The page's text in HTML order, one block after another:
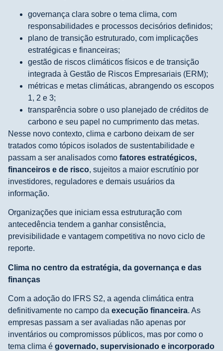
governança clara sobre o tema clima, com
responsabilidades e processos decisórios definidos;
plano de transição estruturado, com implicações
estratégicas e financeiras;
gestão de riscos climáticos físicos e de transição
integrada à Gestão de Riscos Empresariais (ERM);
métricas e metas climáticas, abrangendo os escopos
1, 2 e 3;
transparência sobre o uso planejado de créditos de
carbono e seu papel no cumprimento das metas.
Nesse novo contexto, clima e carbono deixam de ser
tratados como tópicos isolados de sustentabilidade e
passam a ser analisados como fatores estratégicos,
financeiros e de risco, sujeitos a maior escrutínio por
investidores, reguladores e demais usuários da
informação.
Organizações que iniciam essa estruturação com
antecedência tendem a ganhar consistência,
previsibilidade e vantagem competitiva no novo ciclo de
reporte.
Clima no centro da estratégia, da governança e das
finanças
Com a adoção do IFRS S2, a agenda climática entra
definitivamente no campo da execução financeira. As
empresas passam a ser avaliadas não apenas por
inventários ou compromissos públicos, mas por como o
tema clima é governado, supervisionado e incorporado